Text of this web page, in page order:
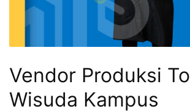
Vendor Produksi
Wisuda Kampus